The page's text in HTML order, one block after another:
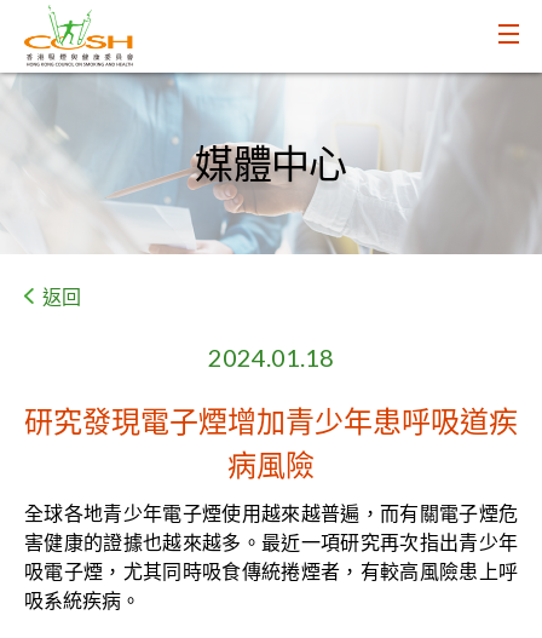
媒體中心
返回
2024.01.18
研究發現電子煙增加青少年患呼吸道疾
病風險
全球各地青少年電子煙使用越來越普遍，而有關電子煙危
害健康的證據也越來越多。最近一項研究再次指出青少年
吸電子煙，尤其同時吸食傳統捲煙者，有較高風險患上呼
吸系統疾病。